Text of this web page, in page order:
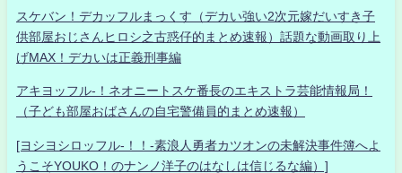
スケバン！デカッフルまっくす（デカい強い2次元嫁だいすき子
供部屋おじさんヒロシ之古惑仔的まとめ速報）話題な動画取り上
げMAX！デカいは正義刑事編
アキヨッフル-！ネオニートスケ番長のエキストラ芸能情報局！
（子ども部屋おばさんの自宅警備員的まとめ速報）
[ヨシヨシロッフル-！！-素浪人勇者カツオンの未解決事件簿へよ
うこそYOUKO！のナンノ洋子のはなしは信じるな編）]